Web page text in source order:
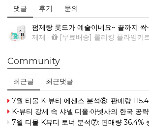
댓글 후기 문의
제제
[무료배송] 롤리킹 플라잉키
Community
최근글 최근댓글
7월 티몰 K-뷰티 에센스 분석⑧: 판매량
K-뷰티 강세 속 샤넬·디올·아넷사의 한국 공
7월 티몰 K뷰티 토너 분석⑦: 판매량 36.4%